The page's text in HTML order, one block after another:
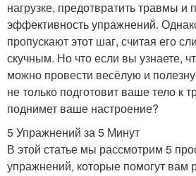
нагрузке, предотвратить травмы и
эффективность упражнений.
пропускают этот шаг, считая его
скучным. Но что если вы узнаете,
можно провести весёлую и
не только подготовит ваше тело к
поднимет ваше настроение?
5 Упражнений за 5 Минут
В этой статье мы рассмотрим 5
упражнений, которые помогут вам